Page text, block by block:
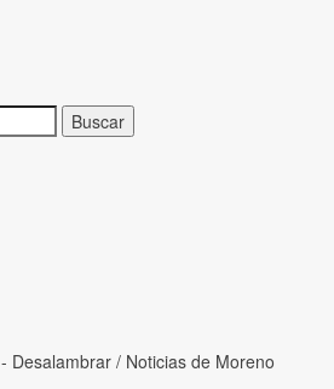
- Desalambrar / Noticias de Moreno